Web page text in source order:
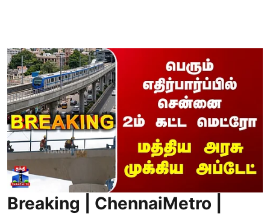
Breaking | ChennaiMetro |